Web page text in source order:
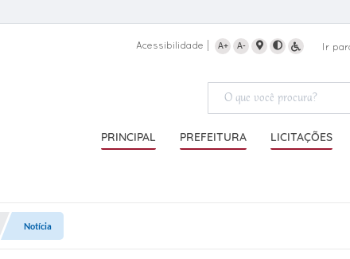
Acessibilidade A+ A- Ir
PRINCIPAL PREFEITURA LICITAÇÕES
Notícia